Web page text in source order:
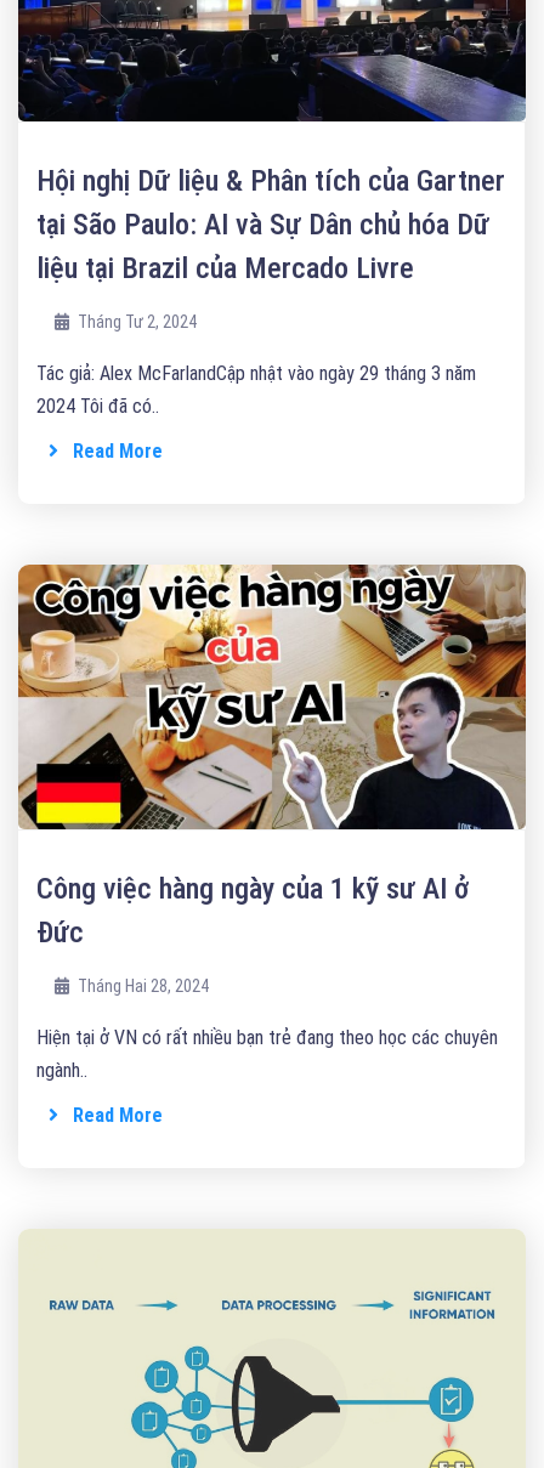
Hội nghị Dữ liệu & Phân tích của Gartner
tại São Paulo: AI và Sự Dân chủ hóa Dữ
liệu tại Brazil của Mercado Livre
Tháng Tư 2, 2024
Tác giả: Alex McFarlandCập nhật vào ngày 29 tháng 3 năm
2024 Tôi đã có..
Read More
Công việc hàng ngày của 1 kỹ sư AI ở
Đức
Tháng Hai 28, 2024
Hiện tại ở VN có rất nhiều bạn trẻ đang theo học các chuyên
ngành..
Read More